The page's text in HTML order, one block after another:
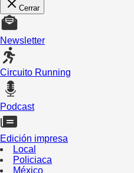
Cerrar
Newsletter
Circuito Running
Podcast
Edición impresa
Local
Policiaca
México